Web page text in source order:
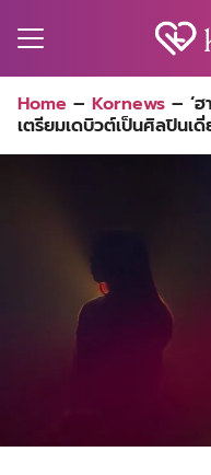
for:
Home – Kornews – ‘
เตรียมเดบิวต์เป็นศิลปินเ